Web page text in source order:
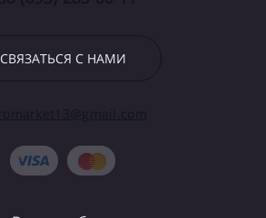
СВЯЗАТЬСЯ С НАМИ